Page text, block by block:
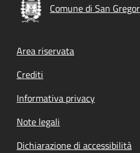
Comune di San
Footer menu
Area riservata
Crediti
Informativa privacy
Note legali
Dichiarazione di accessibilità